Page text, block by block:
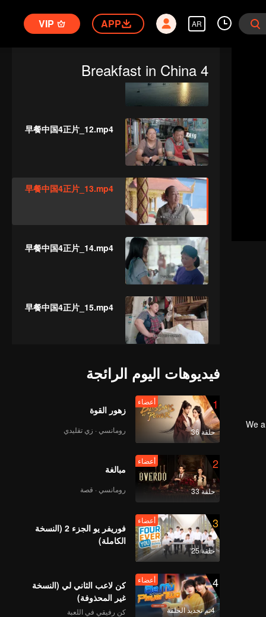
AR
APP
VIP
Breakfast in China 4
早餐中国4正片_11.mp4
早餐中国4正片_12.mp4
早餐中国4正片_13.mp4
早餐中国4正片_14.mp4
早餐中国4正片_15.mp4
早餐中国4正片_16.mp4
早餐中国4正片_17.mp4
早餐中国4正片_18.mp4
早餐中国4正片_19.mp4
早餐中国4正片_20.mp4
We
فيديوهات اليوم الرائجة
1
حلقة 36
أعضاء
زهور القوة
رومانسي · زي تقليدي
2
حلقة 33
أعضاء
مبالغة
رومانسي · قصة
3
حلقة 25
أعضاء
فوريفر يو الجزء 2 (النسخة
الكاملة)
4
4تم تجديد الحلقة
أعضاء
كن لاعب الثاني لي (النسخة
غير المحذوفة)
كن رفيقي في اللعبة